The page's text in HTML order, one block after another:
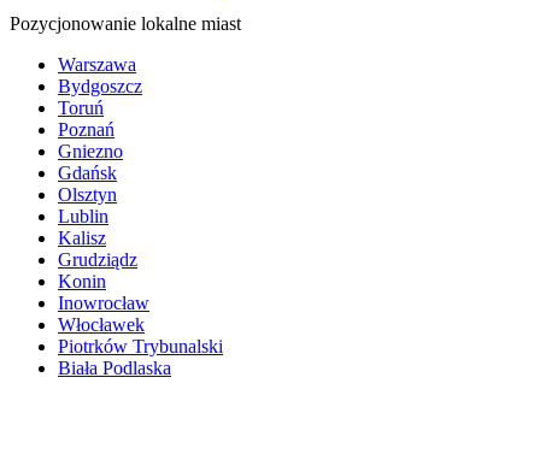
Pozycjonowanie lokalne miast
Warszawa
Bydgoszcz
Toruń
Poznań
Gniezno
Gdańsk
Olsztyn
Lublin
Kalisz
Grudziądz
Konin
Inowrocław
Włocławek
Piotrków Trybunalski
Biała Podlaska